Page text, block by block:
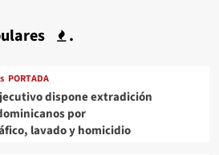
.
PORTADA
dispone extradición
por
lavado y homicidio